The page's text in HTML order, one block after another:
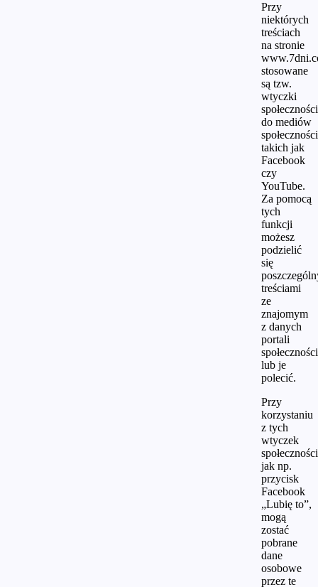
Przy
niektórych
treściach
na stronie
stosowane
są tzw.
wtyczki
do mediów
takich jak
Facebook
czy
YouTube.
Za pomocą
tych
funkcji
możesz
podzielić
się
treściami
ze
znajomym
z danych
portali
lub je
polecić.
Przy
korzystaniu
z tych
wtyczek
jak np.
przycisk
Facebook
„Lubię to”,
mogą
zostać
pobrane
dane
osobowe
przez te